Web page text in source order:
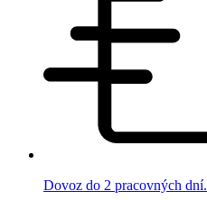
Dovoz do 2 pracovných dní.